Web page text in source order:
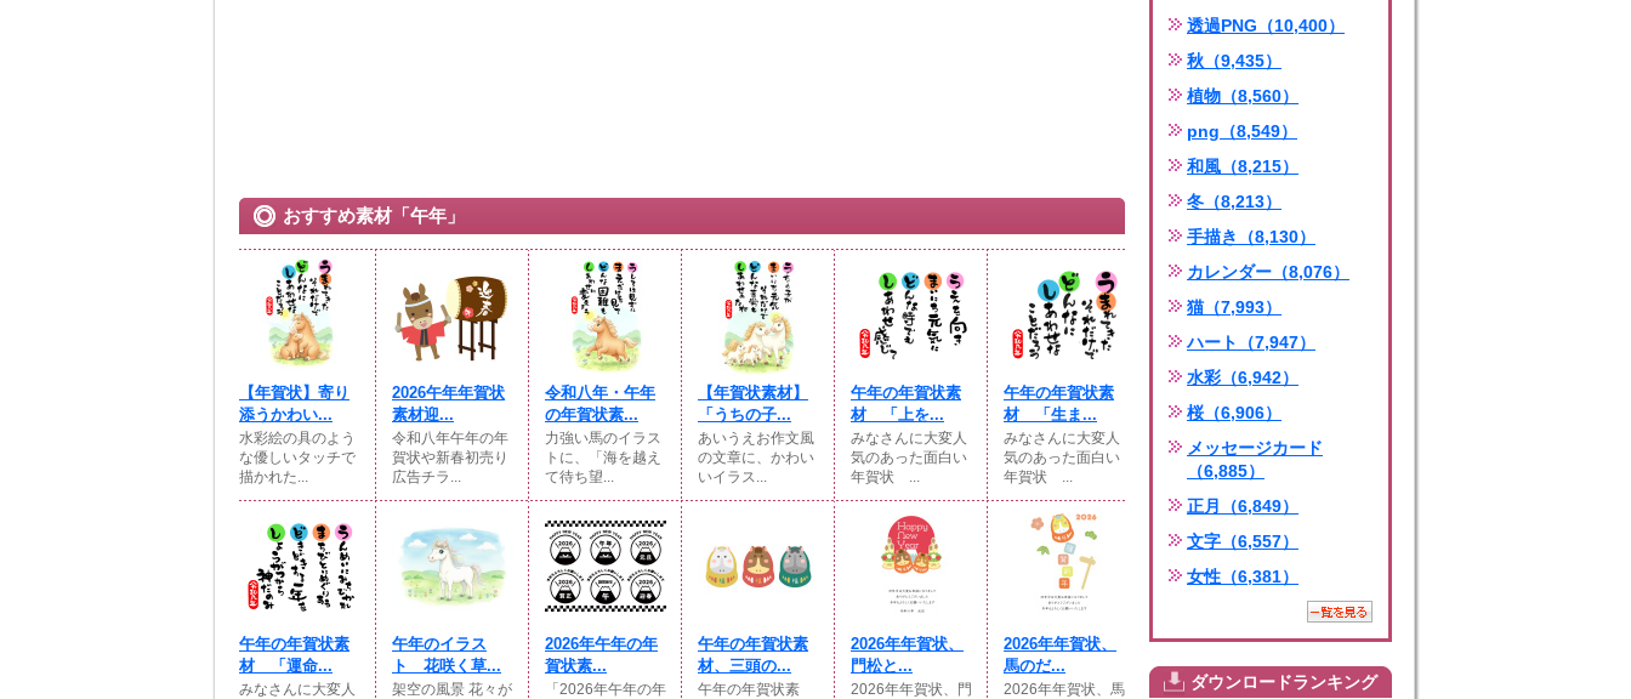
おすすめ素材「午年」
【年賀状】寄り
添うかわい...
水彩絵の具のよう
な優しいタッチで
描かれた...
2026午年年賀状
素材迎...
令和八年午年の年
賀状や新春初売り
広告チラ...
令和八年・午年
の年賀状素...
力強い馬のイラス
トに、「海を越え
て待ち望...
【年賀状素材】
「うちの子...
あいうえお作文風
の文章に、かわい
いイラス...
午年の年賀状素
材 「上を...
みなさんに大変人
気のあった面白い
年賀状 ...
午年の年賀状素
材 「生ま...
みなさんに大変人
気のあった面白い
年賀状 ...
午年の年賀状素
材 「運命...
みなさんに大変人
午年のイラス
ト 花咲く草...
架空の風景 花々が
2026年午年の年
賀状素...
「2026年午年の年
午年の年賀状素
材、三頭の...
午年の年賀状素
2026年年賀状、
門松と...
2026年年賀状、門
2026年年賀状、
馬のだ...
2026年年賀状、馬
透過PNG（10,400）
秋（9,435）
植物（8,560）
png（8,549）
和風（8,215）
冬（8,213）
手描き（8,130）
カレンダー（8,076）
猫（7,993）
ハート（7,947）
水彩（6,942）
桜（6,906）
メッセージカード
（6,885）
正月（6,849）
文字（6,557）
女性（6,381）
ダウンロードランキング